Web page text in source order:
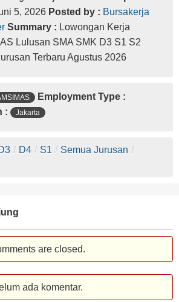
5, 2026 Posted by : Bursakerja
Summary : Lowongan Kerja
Lulusan SMA SMK D3 S1 S2
Terbaru Agustus 2026
Employment Type :
: Jakarta
/ D4 / S1 / Semua Jurusan /
are closed.
ada komentar.